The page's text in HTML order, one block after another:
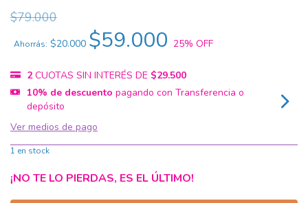
$79.000
Ahorrás: $20.000 $59.000 25% OFF
2 CUOTAS SIN INTERÉS DE $29.500
10% de descuento pagando con Transferencia o
depósito
Ver medios de pago
1 en stock
¡NO TE LO PIERDAS, ES EL ÚLTIMO!